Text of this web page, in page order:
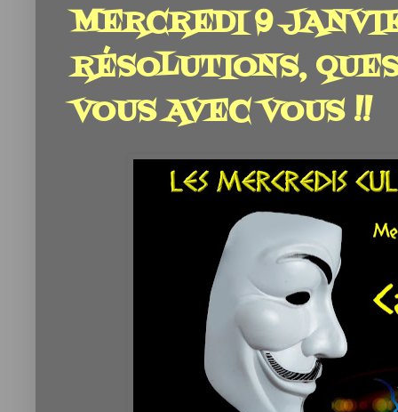
MERCREDI 9
RÉSOLUTIONS,
VOUS AVEC VOUS !!